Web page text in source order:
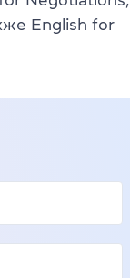
English for